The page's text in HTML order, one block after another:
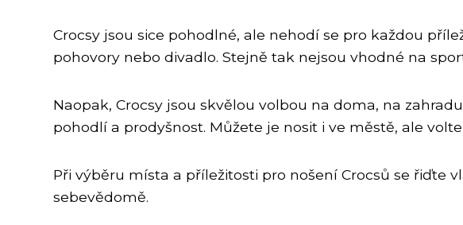
Crocsy jsou sice pohodlné, ale nehodí se pro každou
pohovory nebo divadlo. Stejně tak nejsou vhodné na
Naopak, Crocsy jsou skvělou volbou na doma, na
pohodlí a prodyšnost. Můžete je nosit i ve městě, ale
Při výběru místa a příležitosti pro nošení Crocsů se řiďte
sebevědomě.